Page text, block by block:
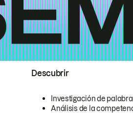
Descubrir
Investigación de
Análisis de la